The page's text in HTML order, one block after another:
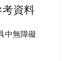
資料
中無障礙